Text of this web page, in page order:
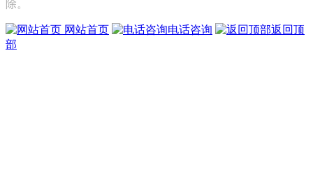
除。
网站首页 电话咨询
返回顶
部